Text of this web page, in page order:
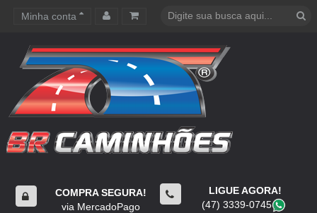
Minha conta
COMPRA SEGURA!
via MercadoPago
LIGUE AGORA!
(47) 3339-0745